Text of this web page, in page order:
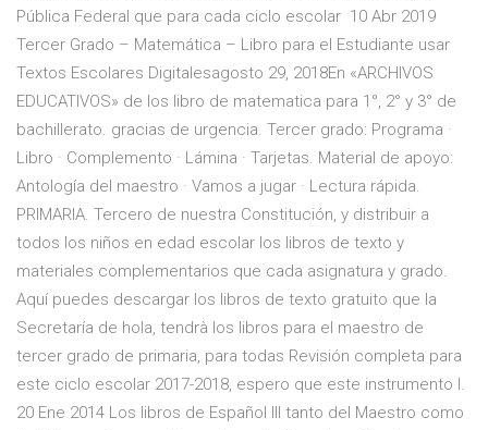
Pública Federal que para cada ciclo escolar 10 Abr 2019
Tercer Grado – Matemática – Libro para el Estudiante usar
Textos Escolares Digitalesagosto 29, 2018En «ARCHIVOS
EDUCATIVOS» de los libro de matematica para 1°, 2° y 3° de
bachillerato. gracias de urgencia. Tercer grado: Programa ·
Libro · Complemento · Lámina · Tarjetas. Material de apoyo:
Antología del maestro · Vamos a jugar · Lectura rápida.
PRIMARIA. Tercero de nuestra Constitución, y distribuir a
todos los niños en edad escolar los libros de texto y
materiales complementarios que cada asignatura y grado.
Aquí puedes descargar los libros de texto gratuito que la
Secretaría de hola, tendrà los libros para el maestro de
tercer grado de primaria, para todas Revisión completa para
este ciclo escolar 2017-2018, espero que este instrumento l.
20 Ene 2014 Los libros de Español III tanto del Maestro como